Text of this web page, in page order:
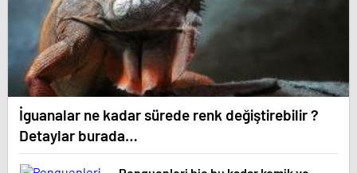
İguanalar ne kadar sürede renk değiştirebilir ?
Detaylar burada…